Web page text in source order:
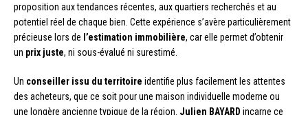
proposition aux tendances récentes, aux quartiers recherchés et au
potentiel réel de chaque bien. Cette expérience s’avère particulièrement
précieuse lors de l’estimation immobilière, car elle permet d’obtenir
un prix juste, ni sous-évalué ni surestimé.
Un conseiller issu du territoire identifie plus facilement les attentes
des acheteurs, que ce soit pour une maison individuelle moderne ou
une longère ancienne typique de la région. Julien BAYARD incarne ce